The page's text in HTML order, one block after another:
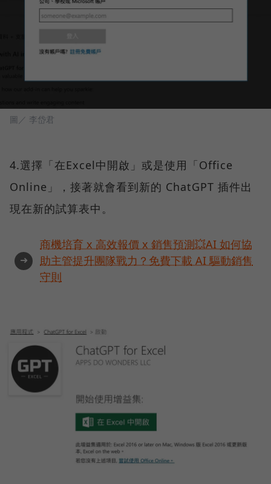
圖／ 李岱君
4.選擇「在Excel中開啟」或是使用「Office
Online」，接著就會看到新的 ChatGPT 插件出
現在新的試算表中。
➜
商機培育 x 高效報價 x 銷售預測💥AI 如何協
助主管提升團隊戰力？免費下載 AI 驅動銷售
守則